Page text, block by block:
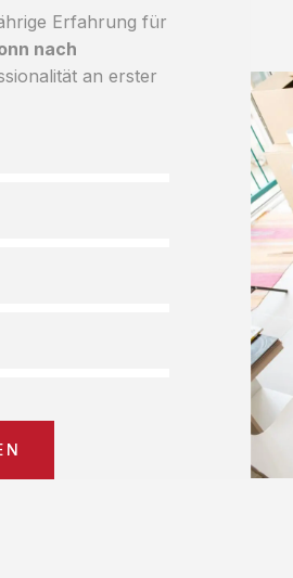
Erfahrung für
nach
an erster